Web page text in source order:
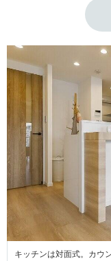
キッチンは対面式。カウ